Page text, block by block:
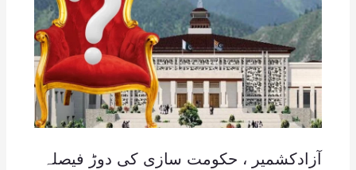
آزادکشمیر ، حکومت سازی کی دوڑ فیصلہ